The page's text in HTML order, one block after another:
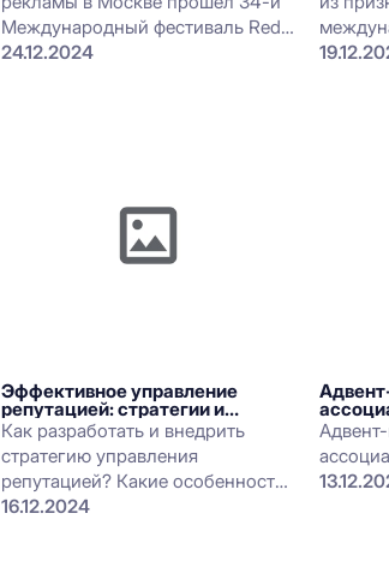
Международный фестиваль Red
Apple. Событие яркое,
24.12.2024
Эффективное управление
репутацией: стратегии и
инструменты
Как разработать и внедрить
стратегию управления
репутацией? Какие особенности
бренда стоит при этом
16.12.2024